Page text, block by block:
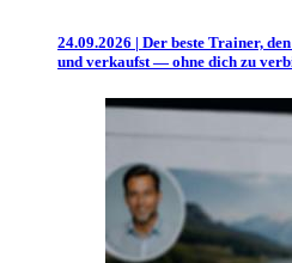
24.09.2026 | Der beste Trainer,
und verkaufst — ohne dich zu